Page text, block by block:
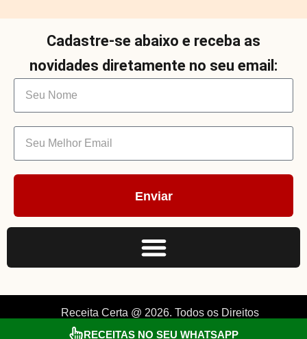
Cadastre-se abaixo e receba as
novidades diretamente no seu email:
Enviar
Receita Certa @ 2026. Todos os Direitos
Reservados. By Müller.
RECEITAS NO SEU WHATSAPP